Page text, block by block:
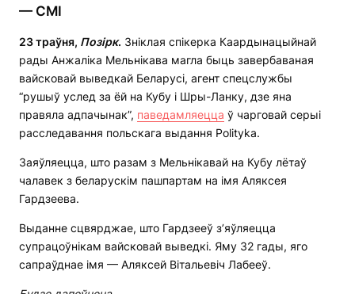
— СМІ
23 траўня, Позірк. Зніклая спікерка Каардынацыйнай
рады Анжаліка Мельнікава магла быць завербаваная
вайсковай выведкай Беларусі, агент спецслужбы
“рушыў услед за ёй на Кубу і Шры-Ланку, дзе яна
правяла адпачынак”, паведамляецца ў чарговай серыі
расследавання польскага выдання Polityka.
Заяўляецца, што разам з Мельнікавай на Кубу лётаў
чалавек з беларускім пашпартам на імя Аляксея
Гардзеева.
Выданне сцвярджае, што Гардзееў з’яўляецца
супрацоўнікам вайсковай выведкі. Яму 32 гады, яго
сапраўднае імя — Аляксей Вітальевіч Лабееў.